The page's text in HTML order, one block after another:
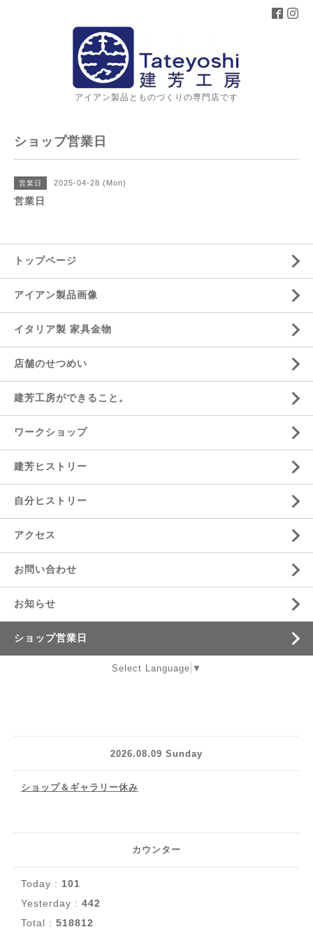
アイアン製品とものづくりの専門店です
ショップ営業日
営業日 2025-04-28 (Mon)
営業日
トップページ
アイアン製品画像
イタリア製 家具金物
店舗のせつめい
建芳工房ができること。
ワークショップ
建芳ヒストリー
自分ヒストリー
アクセス
お問い合わせ
お知らせ
ショップ営業日
Select Language ▼
2026.08.09 Sunday
ショップ＆ギャラリー休み
カウンター
Today : 101
Yesterday : 442
Total : 518812